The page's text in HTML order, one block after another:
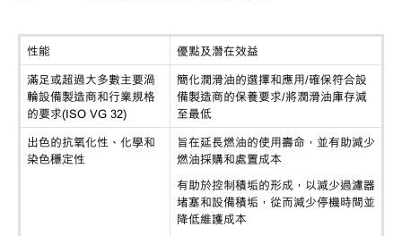
性能
優點及潛在效益
滿足或超過大多數主要渦
輪設備製造商和行業規格
的要求(ISO VG 32)
簡化潤滑油的選擇和應用/確保符合設
備製造商的保養要求/將潤滑油庫存減
至最低
出色的抗氧化性、化學和
染色穩定性
旨在延長燃油的使用壽命，並有助減少
燃油採購和處置成本
有助於控制積垢的形成，以減少過濾器
堵塞和設備積垢，從而減少停機時間並
降低維護成本